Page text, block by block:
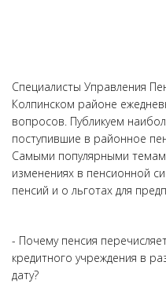
Специалисты Управления
Колпинском районе
вопросов. Публикуем
поступившие в районное
Самыми популярными
изменениях в пенсионной
пенсий и о льготах для
- Почему пенсия
кредитного учреждения в
дату?